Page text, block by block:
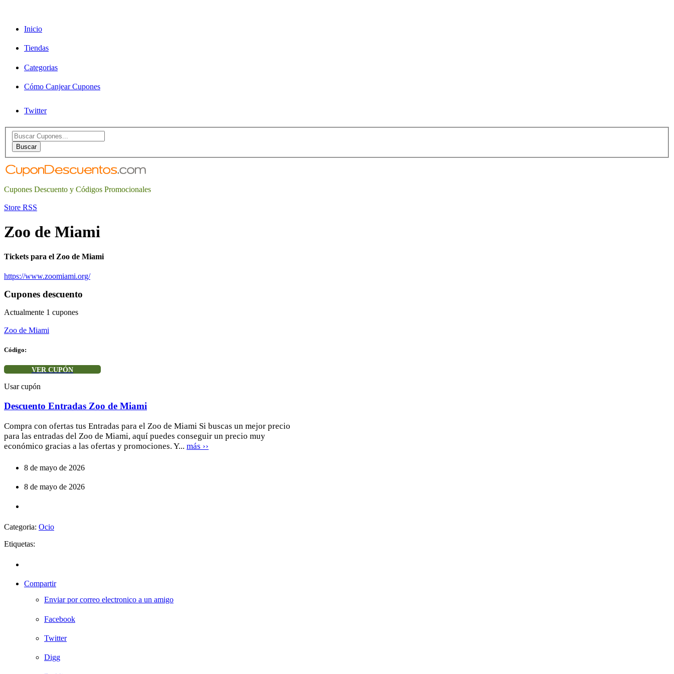
Inicio
Tiendas
Categorias
Cómo Canjear Cupones
Twitter
Search
for:Buscar
Cupones Descuento y Códigos Promocionales
Store RSS
Zoo de Miami
Tickets para el Zoo de Miami
https://www.zoomiami.org/
Cupones descuento
Actualmente 1 cupones
Zoo de Miami
Código:
VER CUPÓN
Usar cupón
Descuento Entradas Zoo de Miami
Compra con ofertas tus Entradas para el Zoo de Miami Si buscas un mejor precio
para las entradas del Zoo de Miami, aquí puedes conseguir un precio muy
económico gracias a las ofertas y promociones. Y... más ››
8 de mayo de 2026
8 de mayo de 2026
Categoria: Ocio
Etiquetas:
Compartir
Enviar por correo electronico a un amigo
Facebook
Twitter
Digg